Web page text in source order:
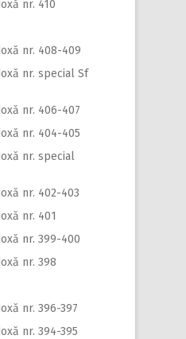
nr. 410
nr. 408-409
nr. special Sf
nr. 406-407
nr. 404-405
nr. special
nr. 402-403
nr. 401
nr. 399-400
nr. 398
nr. 396-397
nr. 394-395